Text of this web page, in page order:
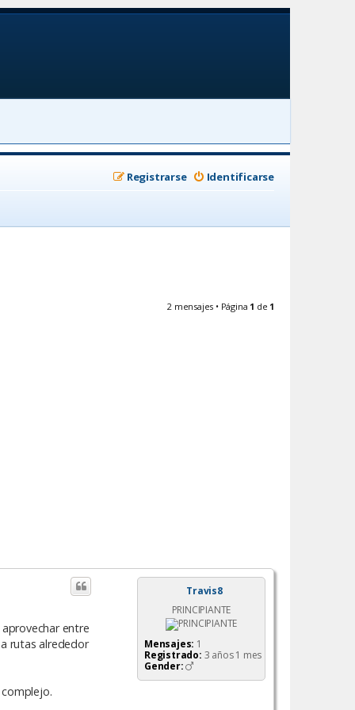
Identificarse
Registrarse
2 mensajes • Página 1 de 1
Travis8
PRINCIPIANTE
Mensajes: 1
Registrado: 3 años 1 mes
Gender:
entre
rutas alrededor